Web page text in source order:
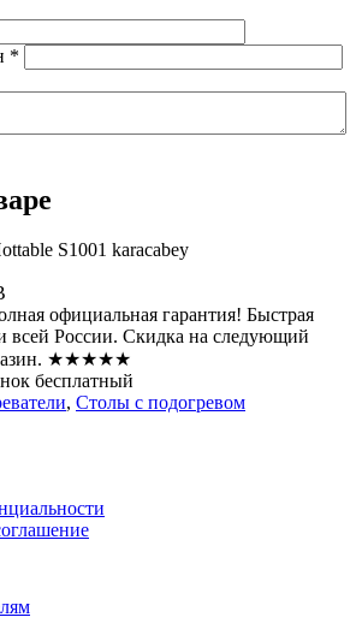
*
S1001 karacabey
официальная гарантия! Быстрая
всей России. Скидка на следующий
★★★★★
бесплатный
, Столы с подогревом